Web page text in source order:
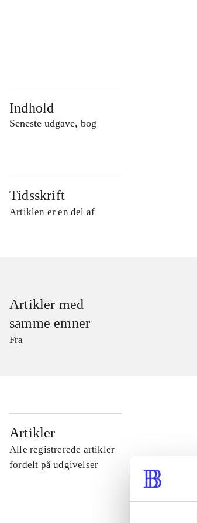
Indhold
Seneste udgave, bog
Tidsskrift
Artiklen er en del af
Artikler med
samme emner
Fra
Artikler
Alle registrerede artikler
fordelt på udgivelser